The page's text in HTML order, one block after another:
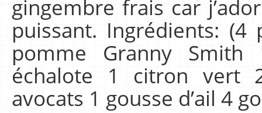
gingembre frais car
puissant. Ingrédients:
pomme Granny
échalote 1 citron vert
avocats 1 gousse d’ail 4